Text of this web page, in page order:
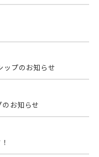
ップのお知らせ
お知らせ